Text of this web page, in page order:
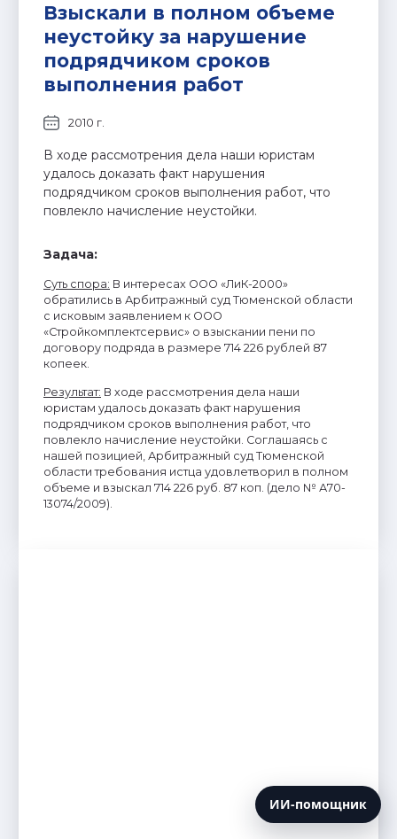
Взыскали в полном объеме
неустойку за нарушение
подрядчиком сроков
выполнения работ
В ходе рассмотрения дела наши юристам
удалось доказать факт нарушения
подрядчиком сроков выполнения работ, что
повлекло начисление неустойки.
2010 г.
Задача:
Суть спора: В интересах ООО «ЛиК-2000»
обратились в Арбитражный суд Тюменской области
с исковым заявлением к ООО
«Стройкомплектсервис» о взыскании пени по
договору подряда в размере 714 226 рублей 87
копеек.
Результат: В ходе рассмотрения дела наши
юристам удалось доказать факт нарушения
подрядчиком сроков выполнения работ, что
повлекло начисление неустойки. Соглашаясь с
нашей позицией, Арбитражный суд Тюменской
области требования истца удовлетворил в полном
объеме и взыскал 714 226 руб. 87 коп. (дело № А70-
13074/2009).
ИИ-помощник